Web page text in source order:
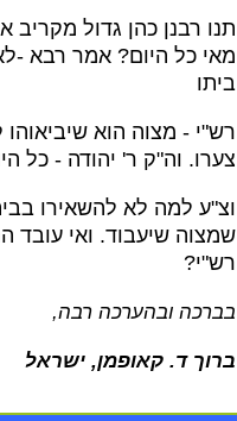
תנו רבנן כהן גדול מקריב
מאי כל היום? אמר רבא -
ביתו
רש"י - מצוה הוא
צערו. וה"ק ר' יהודה - כל
וצ"ע למה לא להשאירו
שמצוה שיעבוד. ואי עובד
רש"י?
בברכה ובהערכה רבה,
ברוך ד. קאופמן, ישראל